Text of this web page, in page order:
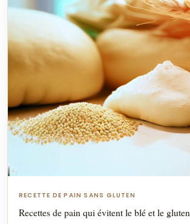
RECETTE DE PAIN SANS GLUTEN
Recettes de pain qui évitent le blé et le gluten